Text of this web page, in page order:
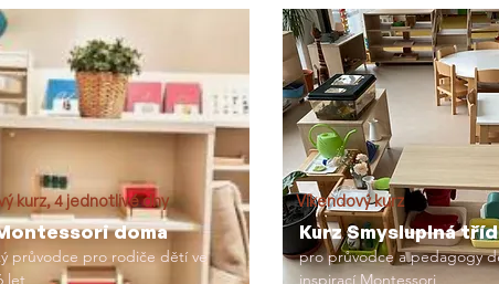
kurz, 4 jednotlivé dny
doma
průvodce pro rodiče dětí ve
let
Víkendový kurz
Kurz Smysluplná
pro průvodce a pedagogy
inspirací Montessori